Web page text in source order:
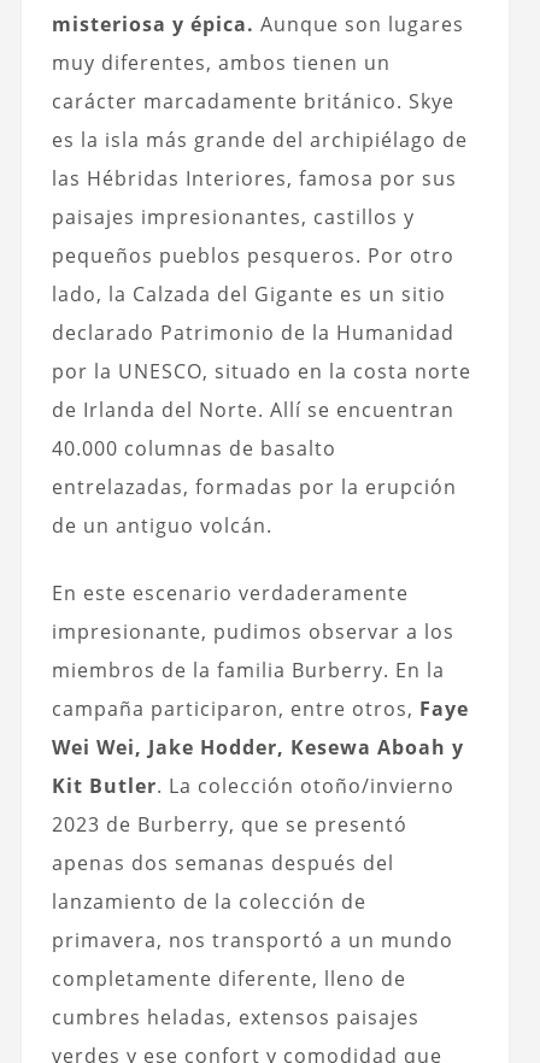
misteriosa y épica. Aunque son lugares
muy diferentes, ambos tienen un
carácter marcadamente británico. Skye
es la isla más grande del archipiélago de
las Hébridas Interiores, famosa por sus
paisajes impresionantes, castillos y
pequeños pueblos pesqueros. Por otro
lado, la Calzada del Gigante es un sitio
declarado Patrimonio de la Humanidad
por la UNESCO, situado en la costa norte
de Irlanda del Norte. Allí se encuentran
40.000 columnas de basalto
entrelazadas, formadas por la erupción
de un antiguo volcán.
En este escenario verdaderamente
impresionante, pudimos observar a los
miembros de la familia Burberry. En la
campaña participaron, entre otros, Faye
Wei Wei, Jake Hodder, Kesewa Aboah y
Kit Butler. La colección otoño/invierno
2023 de Burberry, que se presentó
apenas dos semanas después del
lanzamiento de la colección de
primavera, nos transportó a un mundo
completamente diferente, lleno de
cumbres heladas, extensos paisajes
verdes y ese confort y comodidad que